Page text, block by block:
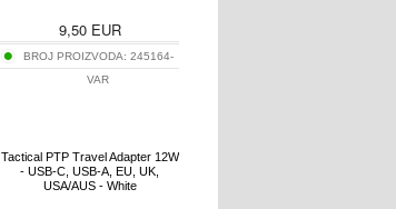
9,50EUR
BROJ PROIZVODA: 245164-
VAR
Tactical PTP Travel Adapter 12W
- USB-C, USB-A, EU, UK,
USA/AUS - White